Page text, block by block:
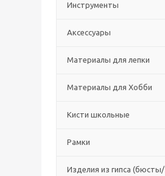
Инструменты
Аксессуары
Материалы для лепки
Материалы для Хобби
Кисти школьные
Рамки
Изделия из гипса (бюсты/